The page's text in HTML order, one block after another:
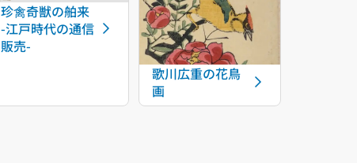
珍禽奇獣の舶来
-江戸時代の通信
販売-
歌川広重の花鳥
画